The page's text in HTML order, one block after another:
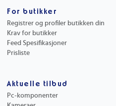
For butikker
Registrer og profiler butikken din
Krav for butikker
Feed Spesifikasjoner
Prisliste
Aktuelle tilbud
Pc-komponenter